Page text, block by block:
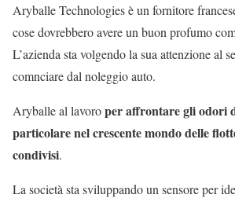
Aryballe Technologies è un fornitore
cose dovrebbero avere un buon profumo
L’azienda sta volgendo la sua attenzione al
comnciare dal noleggio auto.
Aryballe al lavoroper affrontare gli odori
particolare nel crescente mondo delle
condivisi.
La società sta sviluppando un sensore per